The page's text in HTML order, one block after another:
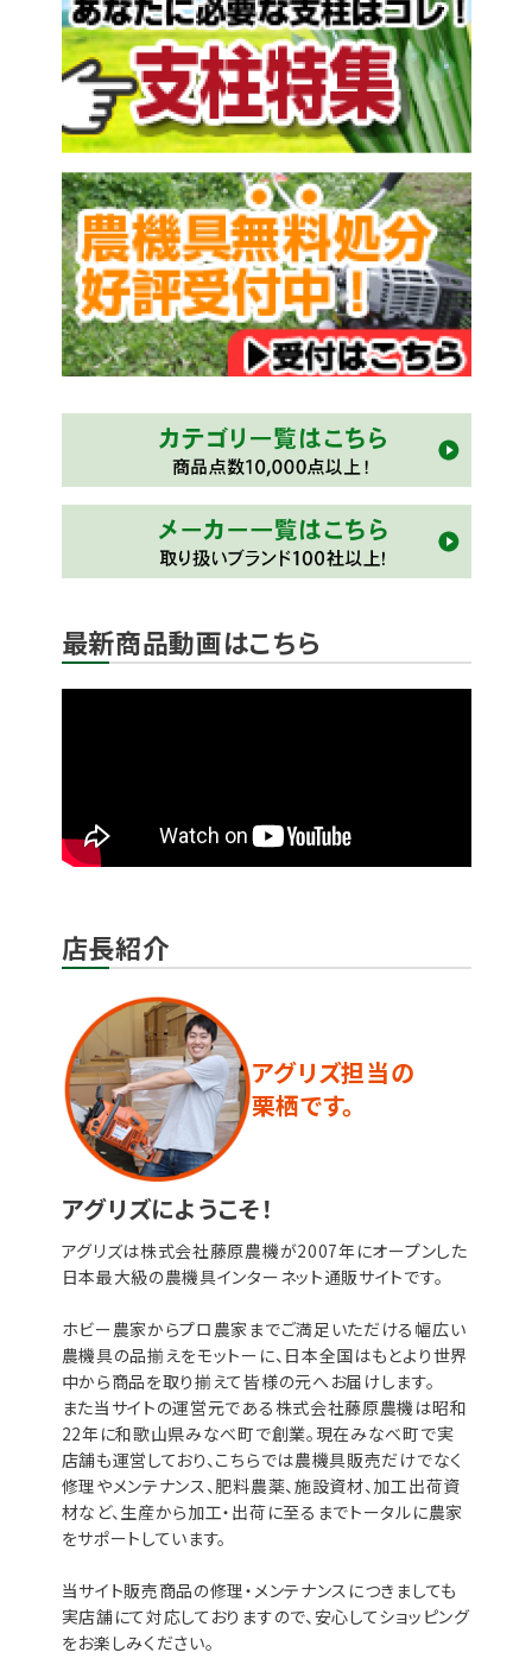
最新商品動画はこちら
店長紹介
アグリズ担当の
栗栖です。
アグリズにようこそ！
アグリズは株式会社藤原農機が2007年にオープンした
日本最大級の農機具インターネット通販サイトです。
ホビー農家からプロ農家までご満足いただける幅広い
農機具の品揃えをモットーに、日本全国はもとより世界
中から商品を取り揃えて皆様の元へお届けします。
また当サイトの運営元である株式会社藤原農機は昭和
22年に和歌山県みなべ町で創業。現在みなべ町で実
店舗も運営しており、こちらでは農機具販売だけでなく
修理やメンテナンス、肥料農薬、施設資材、加工出荷資
材など、生産から加工・出荷に至るまでトータルに農家
をサポートしています。
当サイト販売商品の修理・メンテナンスにつきましても
実店舗にて対応しておりますので、安心してショッピング
をお楽しみください。